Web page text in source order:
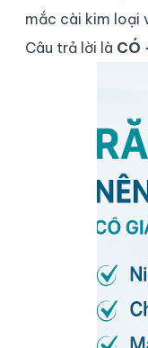
mắc cài kim loại
Câu trả lời là CÓ